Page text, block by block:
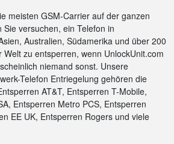
meisten GSM-Carrier auf der ganzen
versuchen, ein Telefon in
Australien, Südamerika und über 200
zu entsperren, wenn UnlockUnit.com
niemand sonst. Unsere
Telefon Entriegelung gehören die
AT&T, Entsperren T-Mobile,
Entsperren Metro PCS, Entsperren
EE UK, Entsperren Rogers und viele